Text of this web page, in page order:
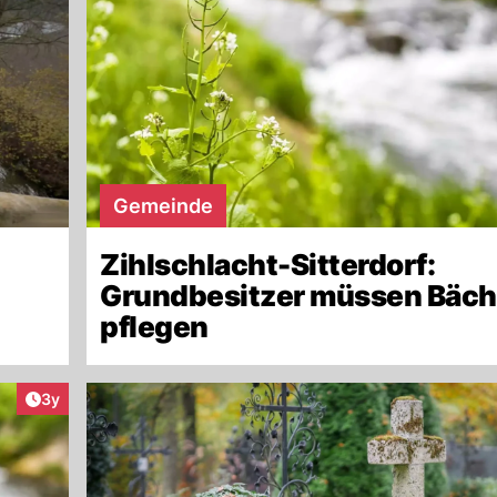
Gemeinde
Zihlschlacht-Sitterdorf:
Grundbesitzer müssen
pflegen
Artikel veröffentlicht:
3y